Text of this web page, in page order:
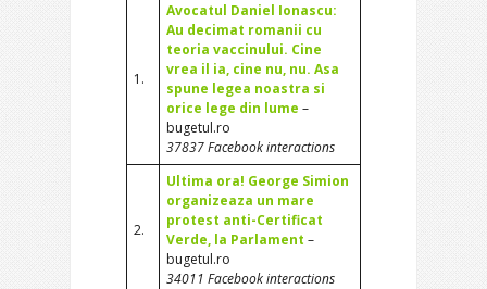
1.
Avocatul Daniel Ionascu:
Au decimat romanii cu
teoria vaccinului. Cine
vrea il ia, cine nu, nu. Asa
spune legea noastra si
orice lege din lume –
bugetul.ro
37837 Facebook interactions
2.
Ultima ora! George Simion
organizeaza un mare
protest anti-Certificat
Verde, la Parlament –
bugetul.ro
34011 Facebook interactions